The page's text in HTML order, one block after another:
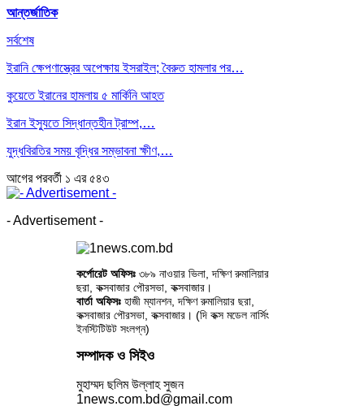
আন্তর্জাতিক
সর্বশেষ
ইরানি ক্ষেপণাস্ত্রের অপেক্ষায় ইসরাইল; বৈরুত হামলার পর…
কুয়েতে ইরানের হামলায় ৫ মার্কিনি আহত
ইরান ইস্যুতে সিদ্ধান্তহীন ট্রাম্প,…
যুদ্ধবিরতির সময় বৃদ্ধির সম্ভাবনা ক্ষীণ,…
আগেরপরবর্তী ১ এর ৫৪৩
- Advertisement -
কর্পোরেট অফিসঃ ৩৮৯ নাওয়ার ভিলা, দক্ষিণ রুমালিয়ার
ছরা, কক্সবাজার পৌরসভা, কক্সবাজার।
বার্তা অফিসঃহাজী ম্যানশন, দক্ষিণ রুমালিয়ার ছরা,
কক্সবাজার পৌরসভা, কক্সবাজার। (দি কক্স মডেল নার্সিং
ইনস্টিটিউট সংলগ্ন)
সম্পাদক ও সিইও
মুহাম্মদ ছলিম উল্লাহ সুজন
1news.com.bd@gmail.com